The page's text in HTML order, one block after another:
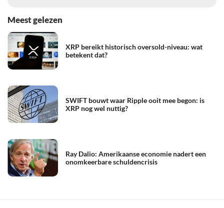
Meest gelezen
XRP bereikt historisch oversold-niveau: wat
betekent dat?
SWIFT bouwt waar Ripple ooit mee begon: is
XRP nog wel nuttig?
Ray Dalio: Amerikaanse economie nadert een
onomkeerbare schuldencrisis